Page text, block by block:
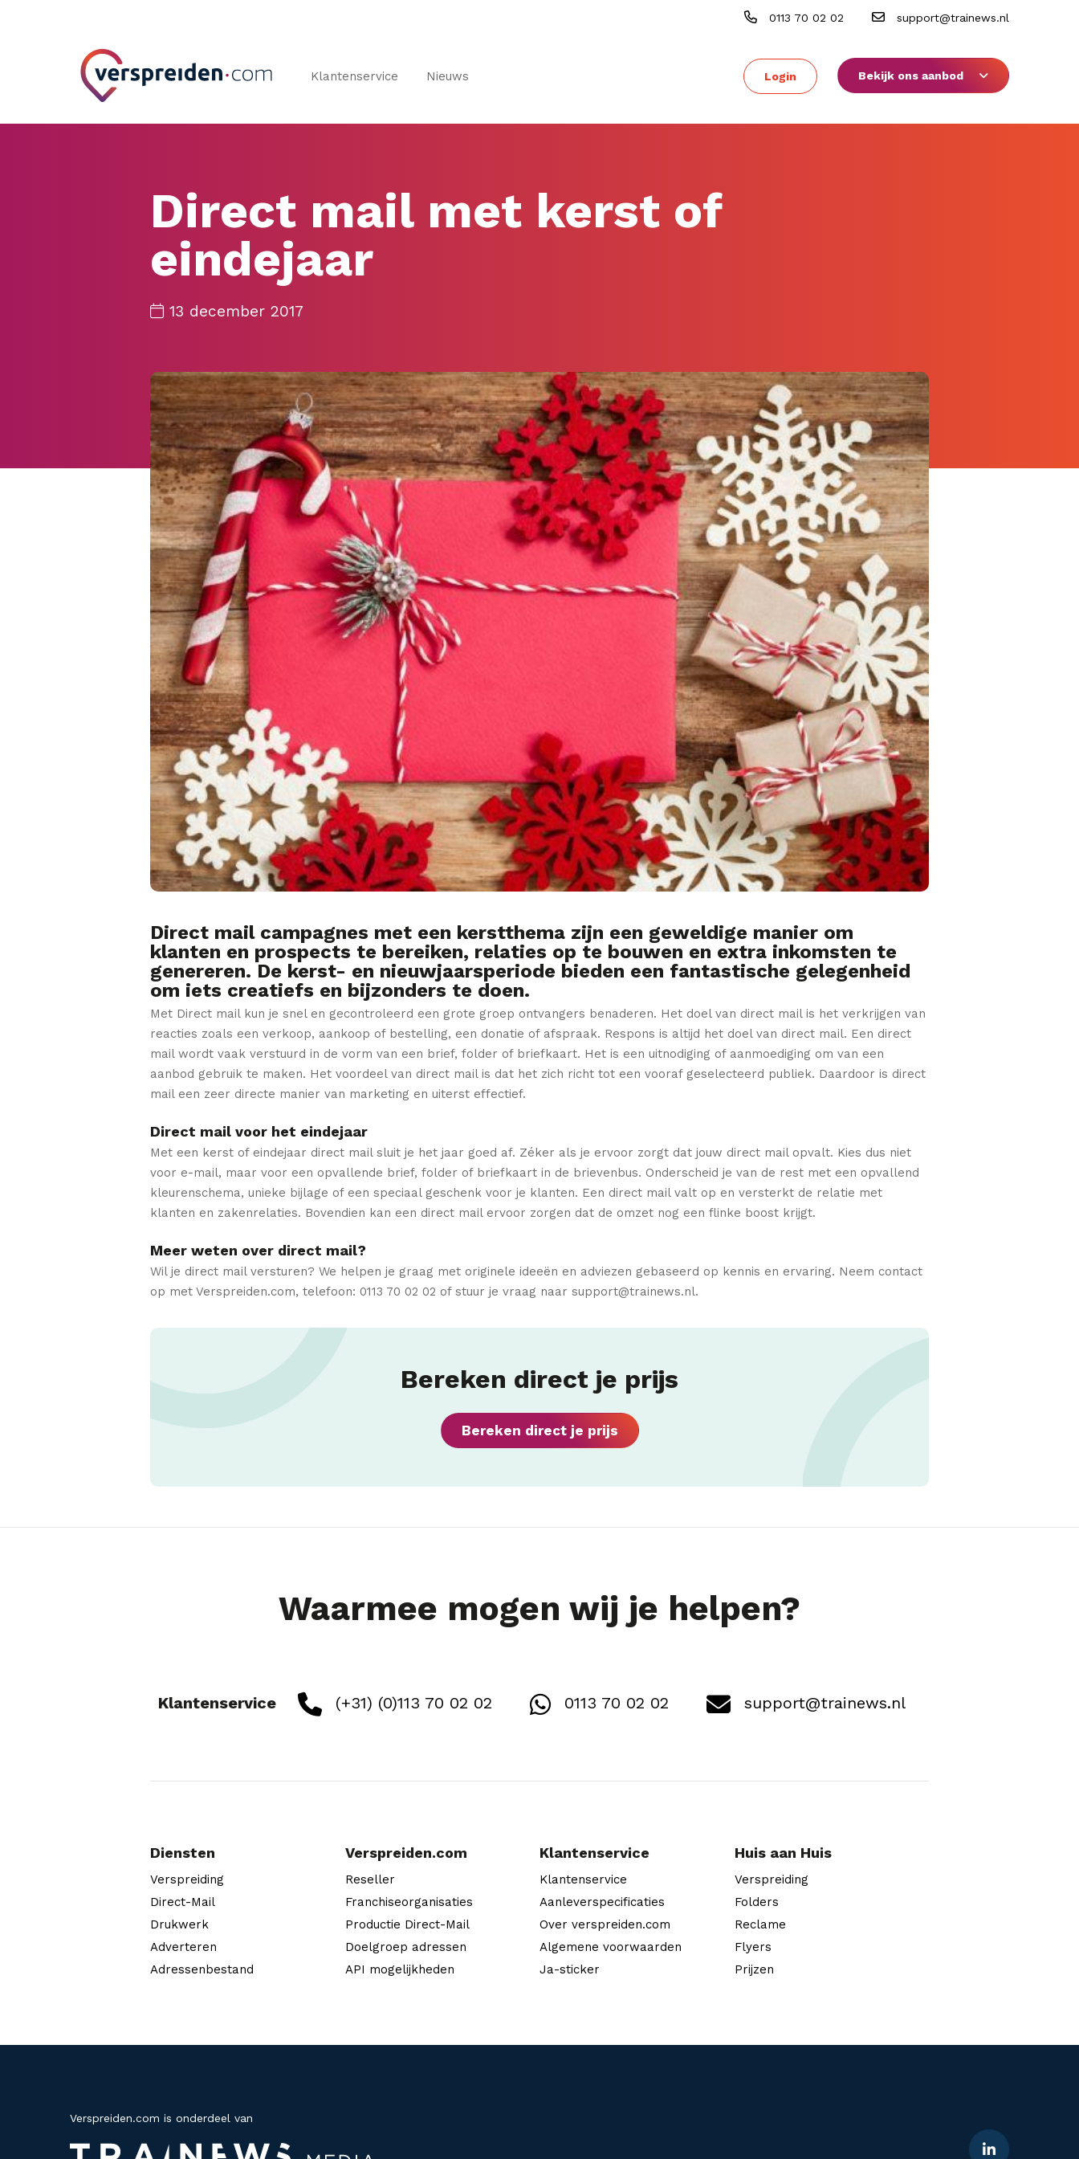
0113 70 02 02 support@trainews.nl
Klantenservice Nieuws Login Bekijk ons aanbod
Direct mail met kerst of
eindejaar
13 december 2017
Direct mail campagnes met een kerstthema zijn een geweldige manier om
klanten en prospects te bereiken, relaties op te bouwen en extra inkomsten te
genereren. De kerst- en nieuwjaarsperiode bieden een fantastische gelegenheid
om iets creatiefs en bijzonders te doen.
Met Direct mail kun je snel en gecontroleerd een grote groep ontvangers benaderen. Het doel van direct mail is het verkrijgen van
reacties zoals een verkoop, aankoop of bestelling, een donatie of afspraak. Respons is altijd het doel van direct mail. Een direct
mail wordt vaak verstuurd in de vorm van een brief, folder of briefkaart. Het is een uitnodiging of aanmoediging om van een
aanbod gebruik te maken. Het voordeel van direct mail is dat het zich richt tot een vooraf geselecteerd publiek. Daardoor is direct
mail een zeer directe manier van marketing en uiterst effectief.
Direct mail voor het eindejaar
Met een kerst of eindejaar direct mail sluit je het jaar goed af. Zéker als je ervoor zorgt dat jouw direct mail opvalt. Kies dus niet
voor e-mail, maar voor een opvallende brief, folder of briefkaart in de brievenbus. Onderscheid je van de rest met een opvallend
kleurenschema, unieke bijlage of een speciaal geschenk voor je klanten. Een direct mail valt op en versterkt de relatie met
klanten en zakenrelaties. Bovendien kan een direct mail ervoor zorgen dat de omzet nog een flinke boost krijgt.
Meer weten over direct mail?
Wil je direct mail versturen? We helpen je graag met originele ideeën en adviezen gebaseerd op kennis en ervaring. Neem contact
op met Verspreiden.com, telefoon: 0113 70 02 02 of stuur je vraag naar support@trainews.nl.
Bereken direct je prijs
Bereken direct je prijs
Waarmee mogen wij je helpen?
Klantenservice (+31) (0)113 70 02 02 0113 70 02 02 support@trainews.nl
Diensten
Verspreiding
Direct-Mail
Drukwerk
Adverteren
Adressenbestand
Verspreiden.com
Reseller
Franchiseorganisaties
Productie Direct-Mail
Doelgroep adressen
API mogelijkheden
Klantenservice
Klantenservice
Aanleverspecificaties
Over verspreiden.com
Algemene voorwaarden
Ja-sticker
Huis aan Huis
Verspreiding
Folders
Reclame
Flyers
Prijzen
Verspreiden.com is onderdeel van